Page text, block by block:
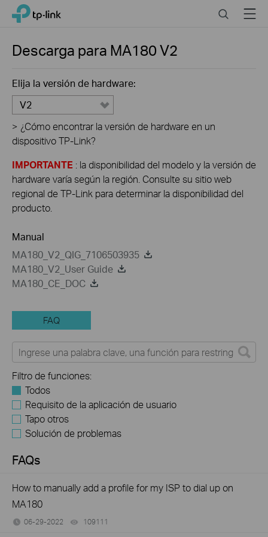
Click
navigation
TP-Link, Reliably Smart SearchMenu
Descarga para MA180V2
Elija la versión de hardware:
V2
> ¿Cómo encontrar la versión de hardware en un
dispositivo TP-Link?
IMPORTANTE : la disponibilidad del modelo y la versión de
hardware varía según la región. Consulte su sitio web
regional de TP-Link para determinar la disponibilidad del
producto.
Manual
MA180_V2_QIG_7106503935
MA180_V2_User Guide
MA180_CE_DOC
FAQ
Filtro de funciones:
Todos
Requisito de la aplicación de usuario
Tapo otros
Solución de problemas
FAQs
How to manually add a profile for my ISP to dial up on
MA180
06-29-2022 109111